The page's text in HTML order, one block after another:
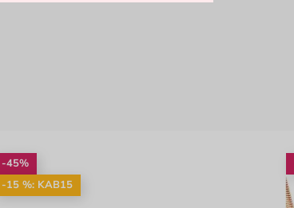
-45%
-15 %: KAB15